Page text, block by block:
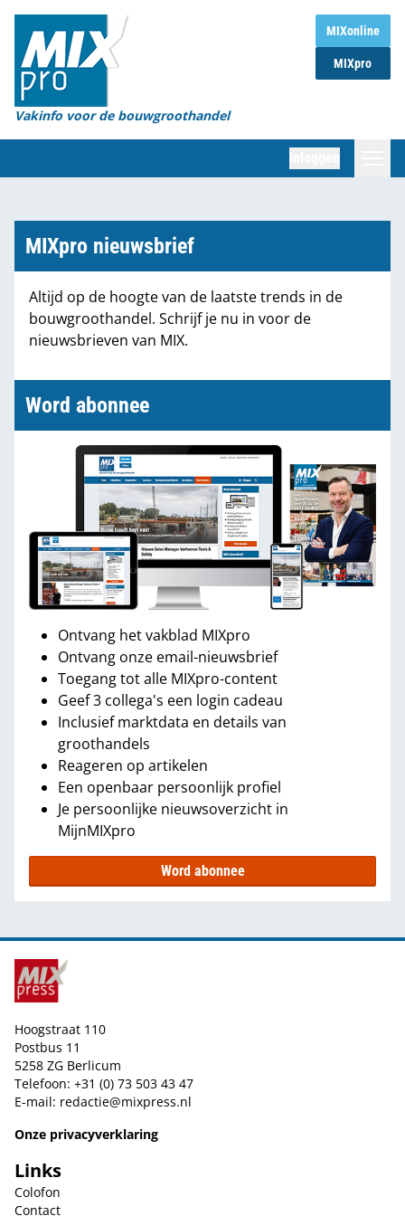
MIXonline
MIXpro
Vakinfo voor de bouwgroothandel
Home
Magazines
Organisaties
Marktcijfers
Partners
MIXpro nieuwsbrief
Altijd op de hoogte van de laatste trends in de
bouwgroothandel. Schrijf je nu in voor de
nieuwsbrieven van MIX.
Word abonnee
Ontvang het vakblad MIXpro
Ontvang onze email-nieuwsbrief
Toegang tot alle MIXpro-content
Geef 3 collega's een login cadeau
Inclusief marktdata en details van
groothandels
Reageren op artikelen
Een openbaar persoonlijk profiel
Je persoonlijke nieuwsoverzicht in
MijnMIXpro
Word abonnee
Hoogstraat 110
Postbus 11
5258 ZG Berlicum
Telefoon: +31 (0) 73 503 43 47
E-mail: redactie@mixpress.nl
Onze privacyverklaring
Links
Colofon
Contact